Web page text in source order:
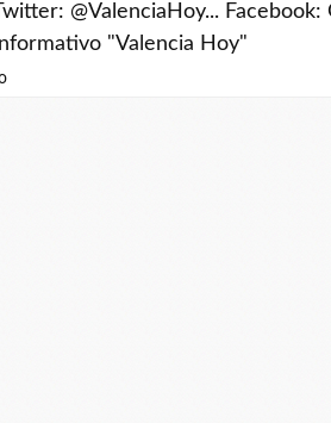
@ValenciaHoy...
"Valencia Hoy"